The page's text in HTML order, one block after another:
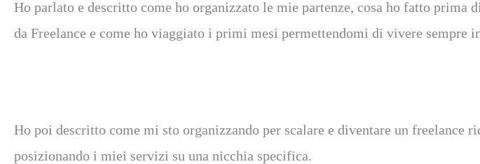
Ho parlato e descritto come ho organizzato le mie partenze, cosa ho fatto
da Freelance e come ho viaggiato i primi mesi permettendomi di vivere sempre
Ho poi descritto come mi sto organizzando per scalare e diventare un freelance
posizionando i miei servizi su una nicchia specifica.